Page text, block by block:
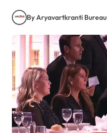
By Aryavartkranti Bureau